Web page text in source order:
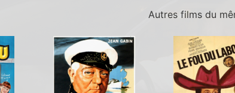
Autres films du